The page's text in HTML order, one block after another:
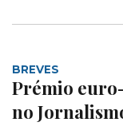
BREVES
Prémio
no